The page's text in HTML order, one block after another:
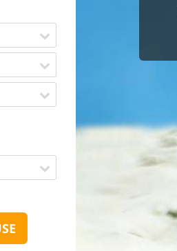
Aircondition
Ladestander til elbil